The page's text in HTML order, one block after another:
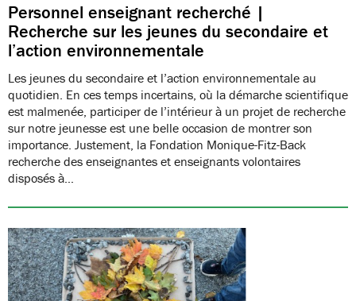
Personnel enseignant recherché |
Recherche sur les jeunes du secondaire et
l’action environnementale
Les jeunes du secondaire et l’action environnementale au
quotidien. En ces temps incertains, où la démarche scientifique
est malmenée, participer de l’intérieur à un projet de recherche
sur notre jeunesse est une belle occasion de montrer son
importance. Justement, la Fondation Monique-Fitz-Back
recherche des enseignantes et enseignants volontaires
disposés à…